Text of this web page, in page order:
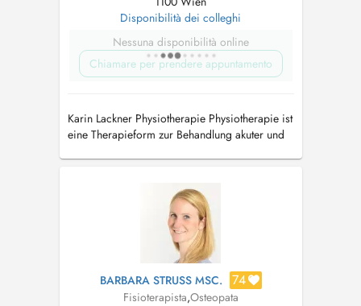
Disponibilità dei colleghi
Nessuna disponibilità online
Chiamare per prendere appuntamento
Karin Lackner Physiotherapie Physiotherapie ist
eine Therapieform zur Behandlung akuter und
BARBARA STRUSS MSC. 74
Fisioterapista,Osteopata